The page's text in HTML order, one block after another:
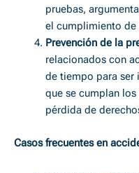
pruebas,
el cumplimiento de
Prevención de la
relacionados con
de tiempo para ser
que se cumplan
pérdida de
Casos frecuentes en